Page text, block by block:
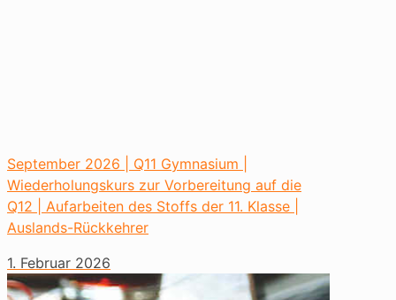
September 2026 | Q11 Gymnasium |
Wiederholungskurs zur Vorbereitung auf die
Q12 | Aufarbeiten des Stoffs der 11. Klasse |
Auslands-Rückkehrer
1. Februar 2026